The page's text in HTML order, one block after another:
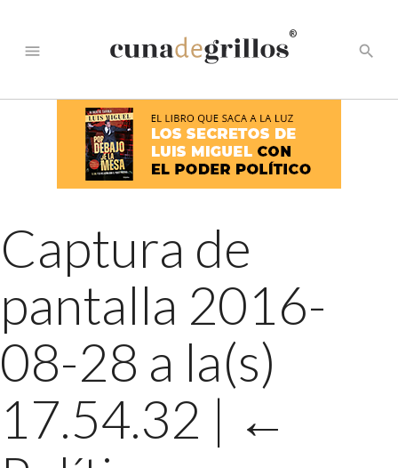
menu
®
search
Captura de
pantalla 2016-
08-28 a la(s)
17.54.32 | ←